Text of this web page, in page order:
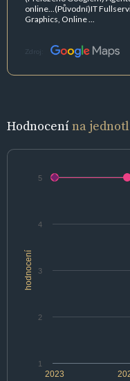
online...(Původní)IT
Graphics, Online ...
Zdroj:
Hodnocenína
hodnocení
2023
1
2
3
4
5